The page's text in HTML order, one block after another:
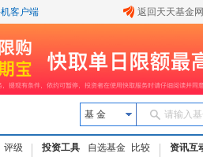
客户端 返回天天基金网
基 金 请输入
评级
投资工具 自选基金
比较
资讯互